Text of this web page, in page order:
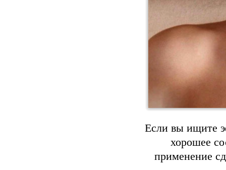
Если вы ищите
хорошее
применение